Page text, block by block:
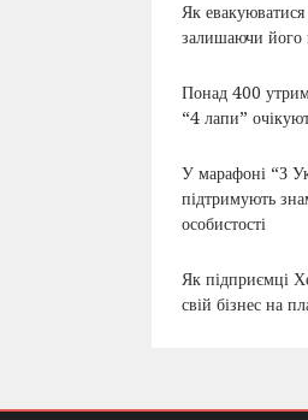
Як
залишаючи його
Понад 400
“4 лапи”
У марафоні “З
підтримують
особистості
Як підприємці
свій бізнес на